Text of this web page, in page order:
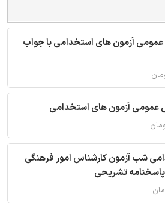
آزمون های استخدامی با جواب
عمومی آزمون های استخدامی
شب آزمون کارشناس امور فرهنگی
پاسخنامه تشریحی